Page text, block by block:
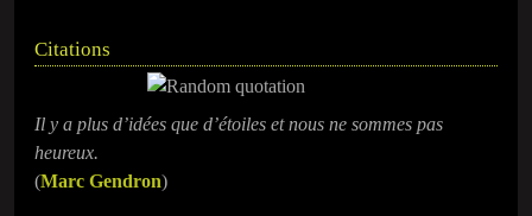
Citations
Il y a plus d’idées que d’étoiles et nous ne sommes pas
heureux.
(Marc Gendron)